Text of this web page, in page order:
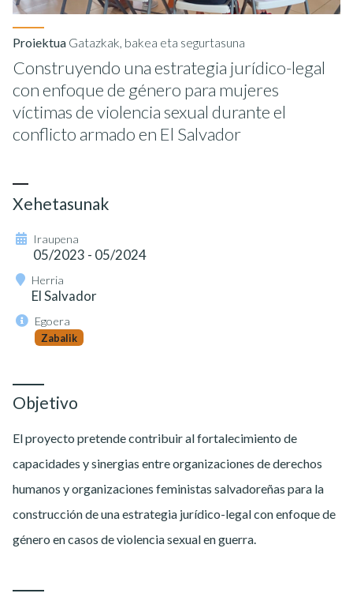
Proiektua Gatazkak, bakea eta segurtasuna
Construyendo una estrategia jurídico-legal
con enfoque de género para mujeres
víctimas de violencia sexual durante el
conflicto armado en El Salvador
Objetivo
El proyecto pretende contribuir al fortalecimiento de
capacidades y sinergias entre organizaciones de derechos
humanos y organizaciones feministas salvadoreñas para la
construcción de una estrategia jurídico-legal con enfoque de
género en casos de violencia sexual en guerra.
Xehetasunak
Iraupena
05/2023 - 05/2024
Herria
El Salvador
Egoera
Zabalik